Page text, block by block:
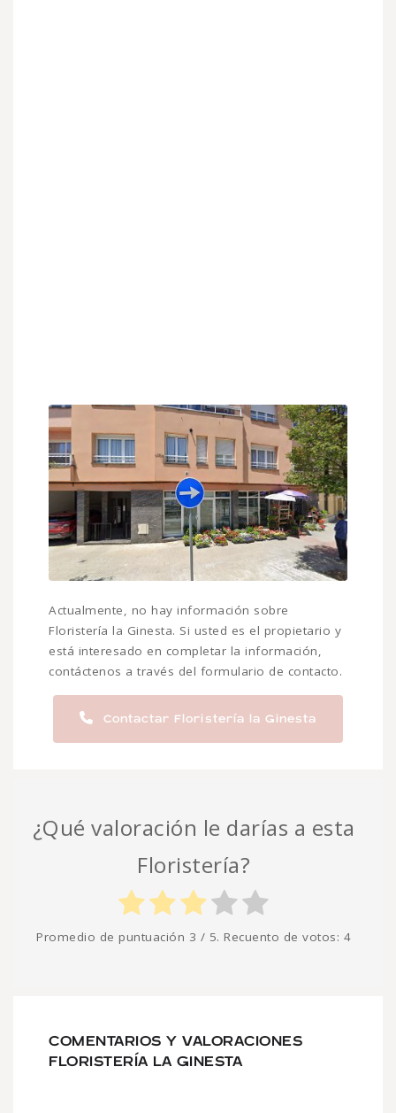
Actualmente, no hay información sobre
Floristería la Ginesta. Si usted es el propietario y
está interesado en completar la información,
contáctenos a través del formulario de contacto.
Contactar Floristería la Ginesta
¿Qué valoración le darías a esta
Floristería?
Promedio de puntuación 3 / 5. Recuento de votos: 4
COMENTARIOS Y VALORACIONES
FLORISTERÍA LA GINESTA